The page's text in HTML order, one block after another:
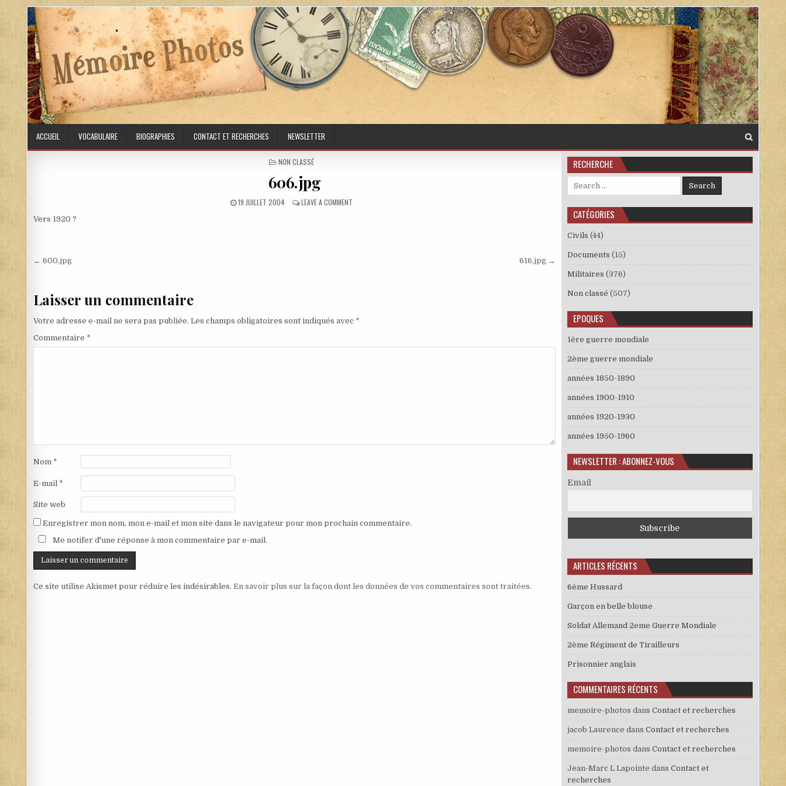
Skip to content
ACCUEIL VOCABULAIRE BIOGRAPHIES CONTACT ET RECHERCHES NEWSLETTER
POSTED IN
NON CLASSÉ
606.jpg
PUBLISHED DATE:
19 JUILLET 2004 LEAVE A COMMENTON 606.JPG
Vers 1920 ?
Navigation de l’article
← 600.jpg 616.jpg →
Laisser un commentaire
Votre adresse e-mail ne sera pas publiée. Les champs obligatoires sont indiqués avec *
Commentaire *
Nom *
E-mail *
Site web
Enregistrer mon nom, mon e-mail et mon site dans le navigateur pour mon prochain commentaire.
Me notifer d'une réponse à mon commentaire par e-mail.
Ce site utilise Akismet pour réduire les indésirables. En savoir plus sur la façon dont les données de vos commentaires sont traitées.
RECHERCHE
Search for:
CATÉGORIES
Civils (44)
Documents (15)
Militaires (376)
Non classé (507)
EPOQUES
1ère guerre mondiale
2ème guerre mondiale
années 1850-1890
années 1900-1910
années 1920-1930
années 1950-1960
NEWSLETTER : ABONNEZ-VOUS
Email
ARTICLES RÉCENTS
6ème Hussard
Garçon en belle blouse
Soldat Allemand 2eme Guerre Mondiale
2ème Régiment de Tirailleurs
Prisonnier anglais
COMMENTAIRES RÉCENTS
memoire-photos dans Contact et recherches
jacob Laurence dans Contact et recherches
memoire-photos dans Contact et recherches
Jean-Marc L Lapointe dans Contact et
recherches